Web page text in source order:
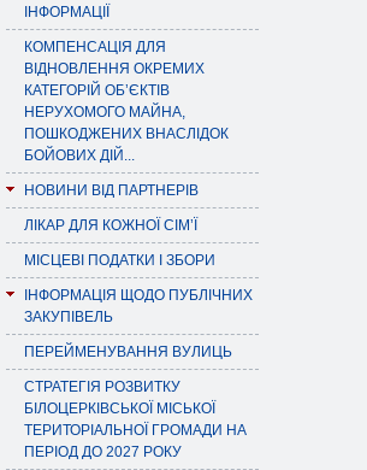
ІНФОРМАЦІЇ
КОМПЕНСАЦІЯ ДЛЯ
ВІДНОВЛЕННЯ ОКРЕМИХ
КАТЕГОРІЙ ОБ’ЄКТІВ
НЕРУХОМОГО МАЙНА,
ПОШКОДЖЕНИХ ВНАСЛІДОК
БОЙОВИХ ДІЙ...
НОВИНИ ВІД ПАРТНЕРІВ
ЛІКАР ДЛЯ КОЖНОЇ СІМ’Ї
МІСЦЕВІ ПОДАТКИ І ЗБОРИ
ІНФОРМАЦІЯ ЩОДО ПУБЛІЧНИХ
ЗАКУПІВЕЛЬ
ПЕРЕЙМЕНУВАННЯ ВУЛИЦЬ
СТРАТЕГІЯ РОЗВИТКУ
БІЛОЦЕРКІВСЬКОЇ МІСЬКОЇ
ТЕРИТОРІАЛЬНОЇ ГРОМАДИ НА
ПЕРІОД ДО 2027 РОКУ